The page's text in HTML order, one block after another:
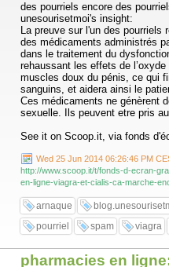
des pourriels encore des
unesourisetmoi's insight:
La preuve sur l'un des
des médicaments administrés
dans le traitement du
rehaussant les effets de
muscles doux du pénis, ce qui
sanguins, et aidera ainsi le
Ces médicaments ne génèrent
sexuelle. Ils peuvent etre pris
See it on Scoop.it, via fonds
Wed 25 Jun 2014 06:26:46 PM
http://www.scoop.it/t/fonds-d-ecran-
en-ligne-viagra-et-cialis-ca-marche-
arnaque
pourriel
spam viagra
pharmacies en